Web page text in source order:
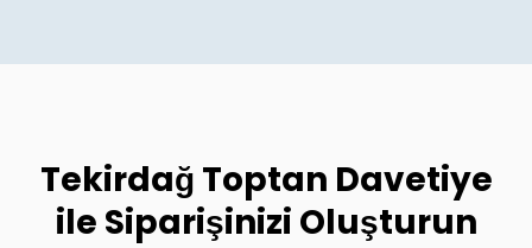
Tekirdağ Toptan Davetiye
ile Siparişinizi Oluşturun